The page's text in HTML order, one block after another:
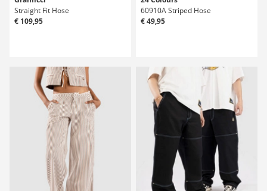
Straight Fit Hose
€ 109,95
60910A Striped Hose
€ 49,95